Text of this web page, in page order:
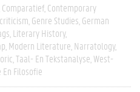
Comparatief Contemporary
Genre Studies German
Literary History
Modern Literature Narratology
Taal- En Tekstanalyse West-
Filosofie